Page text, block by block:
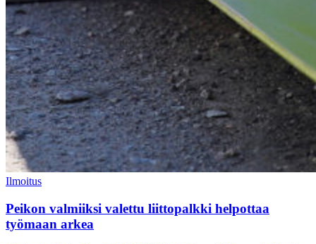
Ilmoitus
Peikon valmiiksi valettu liittopalkki helpottaa
työmaan arkea